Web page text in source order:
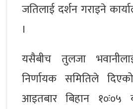
जतिलाई दर्शन गराइने
।
यसैबीच तुलजा
निर्णायक समितिले
आइतबार बिहान १०ः०५